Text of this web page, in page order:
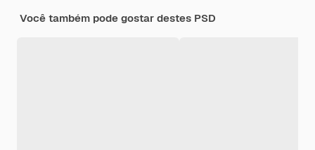
Você também pode gostar destes PSD